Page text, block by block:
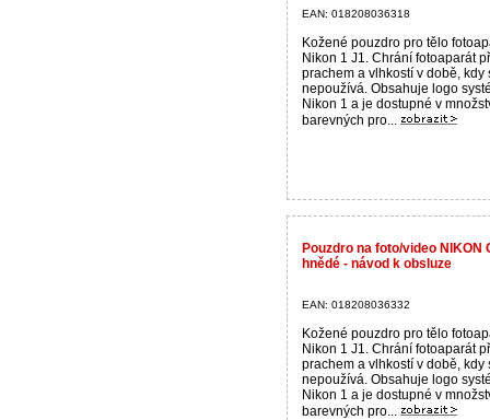
EAN: 018208036318
Kožené pouzdro pro tělo
Nikon 1 J1. Chrání fotoaparát
prachem a vlhkostí v době, kdy
nepoužívá. Obsahuje logo
Nikon 1 a je dostupné v
barevných pro...
Pouzdro na foto/video NIKON
hnědé - návod k obsluze
EAN: 018208036332
Kožené pouzdro pro tělo
Nikon 1 J1. Chrání fotoaparát
prachem a vlhkostí v době, kdy
nepoužívá. Obsahuje logo
Nikon 1 a je dostupné v
barevných pro...